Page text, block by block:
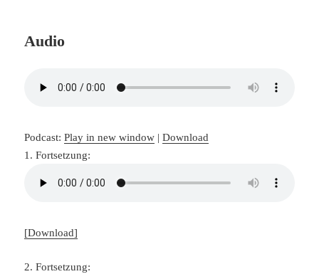
Audio
Podcast:Play in new window |Download
1. Fortsetzung:
[Download]
2. Fortsetzung: